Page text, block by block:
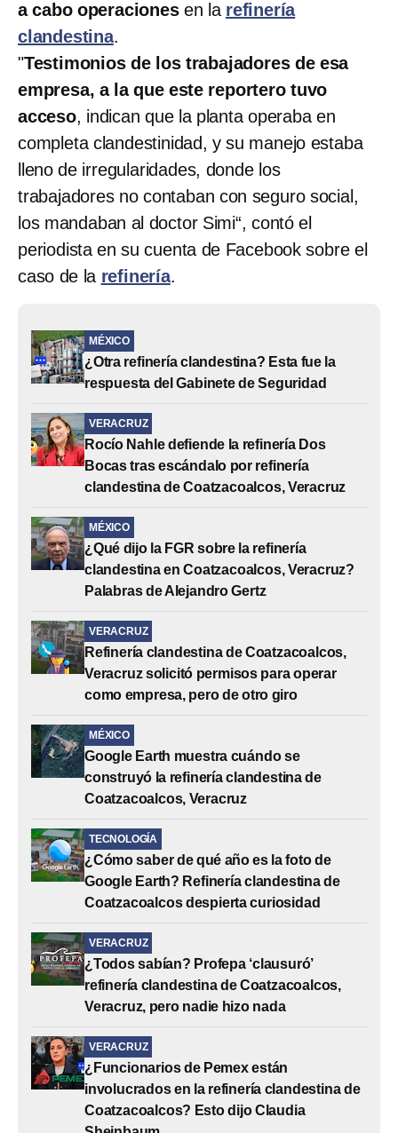
a cabo operacionesen la refinería
clandestina.
"Testimonios de los trabajadores de esa
empresa, a la que este reportero tuvo
acceso, indican que la planta operaba en
completa clandestinidad, y su manejo estaba
lleno de irregularidades, donde los
trabajadores no contaban con seguro social,
los mandaban al doctor Simi“, contó el
periodista en su cuenta de Facebook sobre el
caso de la refinería.
MÉXICO
¿Otra refinería clandestina? Esta fue la
respuesta del Gabinete de Seguridad
VERACRUZ
Rocío Nahle defiende la refinería Dos
Bocas tras escándalo por refinería
clandestina de Coatzacoalcos, Veracruz
MÉXICO
¿Qué dijo la FGR sobre la refinería
clandestina en Coatzacoalcos, Veracruz?
Palabras de Alejandro Gertz
VERACRUZ
Refinería clandestina de Coatzacoalcos,
Veracruz solicitó permisos para operar
como empresa, pero de otro giro
MÉXICO
Google Earth muestra cuándo se
construyó la refinería clandestina de
Coatzacoalcos, Veracruz
TECNOLOGÍA
¿Cómo saber de qué año es la foto de
Google Earth? Refinería clandestina de
Coatzacoalcos despierta curiosidad
VERACRUZ
¿Todos sabían? Profepa ‘clausuró’
refinería clandestina de Coatzacoalcos,
Veracruz, pero nadie hizo nada
VERACRUZ
¿Funcionarios de Pemex están
involucrados en la refinería clandestina de
Coatzacoalcos? Esto dijo Claudia